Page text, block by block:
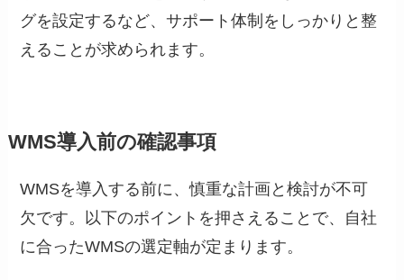
グを設定するなど、サポート体制をしっかりと整
えることが求められます。
WMS導入前の確認事項
WMSを導入する前に、慎重な計画と検討が不可
欠です。以下のポイントを押さえることで、自社
に合ったWMSの選定軸が定まります。